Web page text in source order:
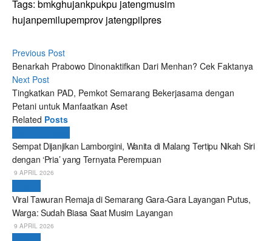
Tags: bmkghujankpukpu jatengmusim
hujanpemilupemprov jatengpilpres
Previous Post
Benarkah Prabowo Dinonaktifkan Dari Menhan? Cek Faktanya
Next Post
Tingkatkan PAD, Pemkot Semarang Bekerjasama dengan
Petani untuk Manfaatkan Aset
Related Posts
Sempat Dijanjikan Lamborgini, Wanita di Malang Tertipu Nikah Siri
dengan ‘Pria’ yang Ternyata Perempuan
9 APRIL 2026
Viral Tawuran Remaja di Semarang Gara-Gara Layangan Putus,
Warga: Sudah Biasa Saat Musim Layangan
9 APRIL 2026